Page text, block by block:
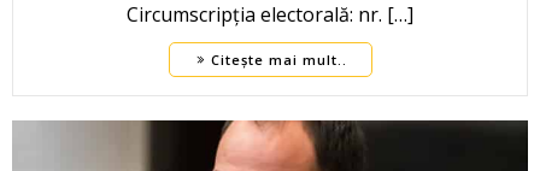
Circumscripția electorală: nr. […]
Citește mai mult..